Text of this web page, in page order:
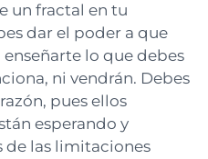
un fractal en tu
dar el poder a que
enseñarte lo que debes
ni vendrán. Debes
pues ellos
esperando y
de las limitaciones